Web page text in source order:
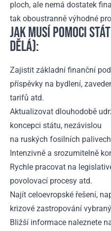
ploch, ale nemá dostatek
tak oboustranně výhodné
JAK MUSÍ POMOCI
DĚLÁ):
Zajistit základní finanční
příspěvky na bydlení,
tarifů atd.
Aktualizovat dlouhodobě
koncepci státu, nezávislou
na ruských fosilních
Intenzivně a srozumitelně
Rychle pracovat na
povolovací procesy atd.
Najít celoevropské řešení,
krizové zastropování
Bližší informace naleznete